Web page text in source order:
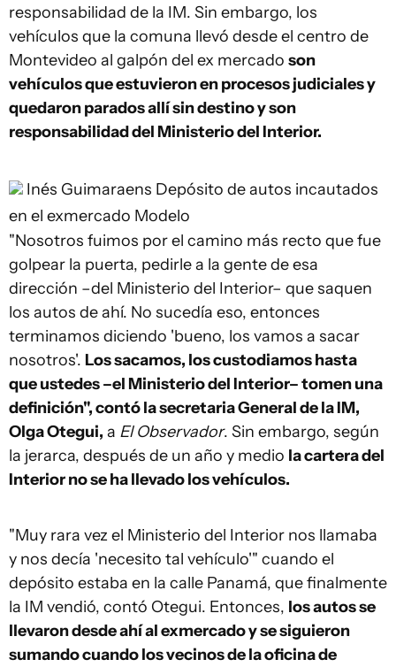
responsabilidad de la IM. Sin embargo, los
vehículos que la comuna llevó desde el centro de
Montevideo al galpón del ex mercado son
vehículos que estuvieron en procesos judiciales y
quedaron parados allí sin destino y son
responsabilidad del Ministerio del Interior.
Inés Guimaraens Depósito de autos incautados
en el exmercado Modelo
"Nosotros fuimos por el camino más recto que fue
golpear la puerta, pedirle a la gente de esa
dirección –del Ministerio del Interior– que saquen
los autos de ahí. No sucedía eso, entonces
terminamos diciendo 'bueno, los vamos a sacar
nosotros'. Los sacamos, los custodiamos hasta
que ustedes –el Ministerio del Interior– tomen una
definición", contó la secretaria General de la IM,
Olga Otegui, a El Observador. Sin embargo, según
la jerarca, después de un año y medio la cartera del
Interior no se ha llevado los vehículos.
"Muy rara vez el Ministerio del Interior nos llamaba
y nos decía 'necesito tal vehículo'" cuando el
depósito estaba en la calle Panamá, que finalmente
la IM vendió, contó Otegui. Entonces, los autos se
llevaron desde ahí al exmercado y se siguieron
sumando cuando los vecinos de la oficina de